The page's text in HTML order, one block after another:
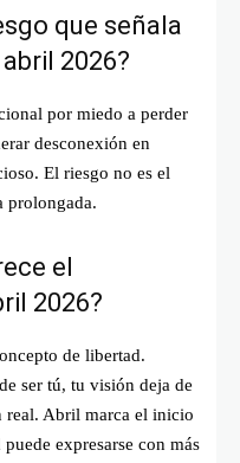
que señala
2026?
por miedo a perder
desconexión en
El riesgo no es el
prolongada.
el
2026?
de libertad.
ser tú, tu visión deja de
real. Abril marca el inicio
expresarse con más